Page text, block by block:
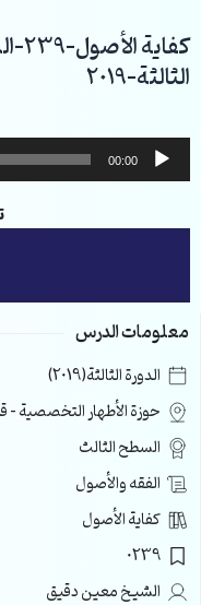
إلى
المحتوى
الثالثة-2019
مشغل
الصوت
00:00
معلومات الدرس
الدورة الثالثة(2019)
حوزة الأطهار التخصصية –
السطح الثالث
الفقه والأصول
كفاية الأصول
0239
الشيخ معين دقيق